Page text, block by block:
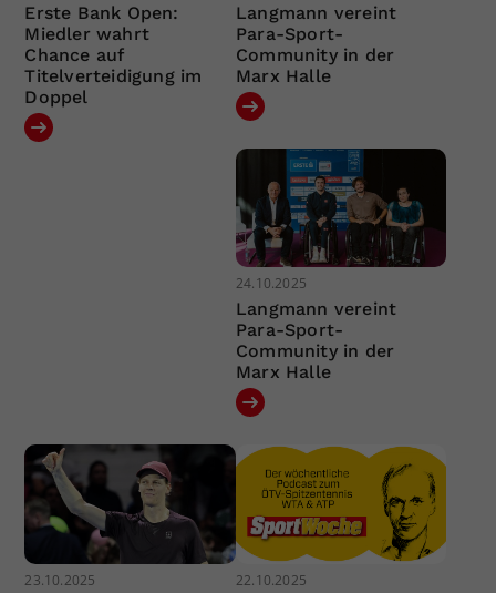
Erste Bank Open:
Miedler wahrt
Chance auf
Titelverteidigung im
Doppel
Langmann vereint
Para-Sport-
Community in der
Marx Halle
24.10.2025
Langmann vereint
Para-Sport-
Community in der
Marx Halle
23.10.2025 22.10.2025